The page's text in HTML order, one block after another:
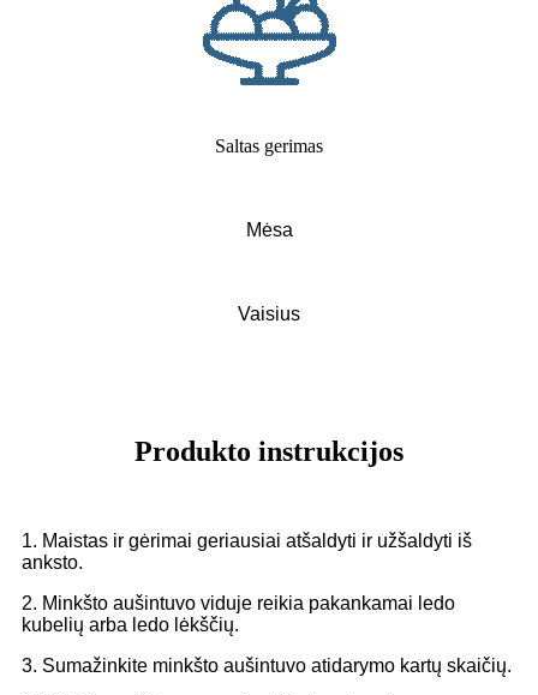
Saltas gerimas
Mėsa
Vaisius
Produkto instrukcijos
1. Maistas ir gėrimai geriausiai atšaldyti ir užšaldyti iš
anksto.
2. Minkšto aušintuvo viduje reikia pakankamai ledo
kubelių arba ledo lėkščių.
3. Sumažinkite minkšto aušintuvo atidarymo kartų skaičių.